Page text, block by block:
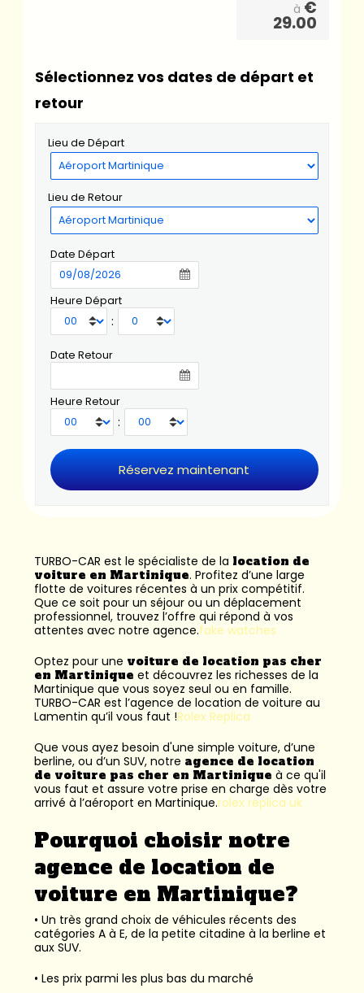
à €
29.00
Sélectionnez vos dates de départ et
retour
Lieu de Départ
Lieu de Retour
Date Départ
Heure Départ
:
Date Retour
Heure Retour
:
TURBO-CAR est le spécialiste de la location de
voiture en Martinique. Profitez d’une large
flotte de voitures récentes à un prix compétitif.
Que ce soit pour un séjour ou un déplacement
professionnel, trouvez l’offre qui répond à vos
attentes avec notre agence.fake watches
Optez pour une voiture de location pas cher
en Martinique et découvrez les richesses de la
Martinique que vous soyez seul ou en famille.
TURBO-CAR est l’agence de location de voiture au
Lamentin qu’il vous faut !Rolex Replica
Que vous ayez besoin d'une simple voiture, d’une
berline, ou d’un SUV, notre agence de location
de voiture pas cher en Martinique à ce qu'il
vous faut et assure votre prise en charge dès votre
arrivé à l’aéroport en Martinique.rolex replica uk
Pourquoi choisir notre
agence de location de
voiture en Martinique?
• Un très grand choix de véhicules récents des
catégories A à E, de la petite citadine à la berline et
aux SUV.
• Les prix parmi les plus bas du marché